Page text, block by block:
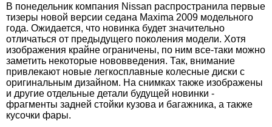
В понедельник компания Nissan распространила первые
тизеры новой версии седана Maxima 2009 модельного
года. Ожидается, что новинка будет значительно
отличаться от предыдущего поколения модели. Хотя
изображения крайне ограничены, по ним все-таки можно
заметить некоторые нововведения. Так, внимание
привлекают новые легкосплавные колесные диски с
оригинальным дизайном. На снимках также изображены
и другие отдельные детали будущей новинки -
фрагменты задней стойки кузова и багажника, а также
кусочки фары.